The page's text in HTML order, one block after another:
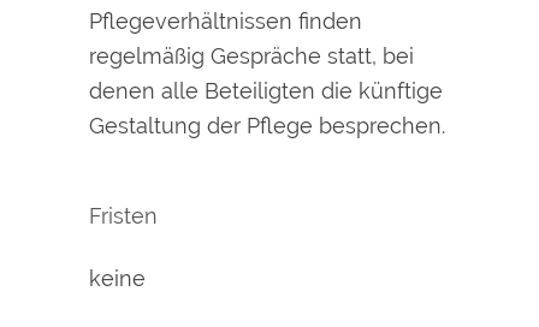
Pflegeverhältnissen finden
regelmäßig Gespräche statt, bei
denen alle Beteiligten die künftige
Gestaltung der Pflege besprechen.
Fristen
keine